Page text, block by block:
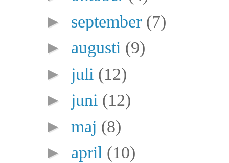
► september (7)
► augusti (9)
► juli (12)
► juni (12)
► maj (8)
► april (10)